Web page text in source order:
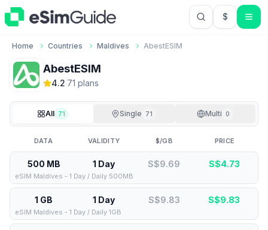
$USD US
Home Countries Maldives AbestESIM
AbestESIM
4.2·71 plans
All 71 Single 71 Multi 0
DATA VALIDITY $/GB PRICE
500 MB 1 Day S$9.69 S$4.73
eSIM Maldives - 1 Day / Daily 500MB
1 GB 1 Day S$9.83 S$9.83
eSIM Maldives - 1 Day / Daily 1GB